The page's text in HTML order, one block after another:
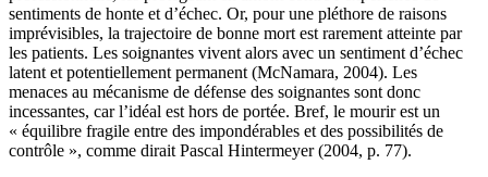
sentiments de honte et d’échec. Or, pour une pléthore de raisons
imprévisibles, la trajectoire de bonne mort est rarement atteinte par
les patients. Les soignantes vivent alors avec un sentiment d’échec
latent et potentiellement permanent (McNamara, 2004). Les
menaces au mécanisme de défense des soignantes sont donc
incessantes, car l’idéal est hors de portée. Bref, le mourir est un
« équilibre fragile entre des impondérables et des possibilités de
contrôle », comme dirait Pascal Hintermeyer (2004, p. 77).